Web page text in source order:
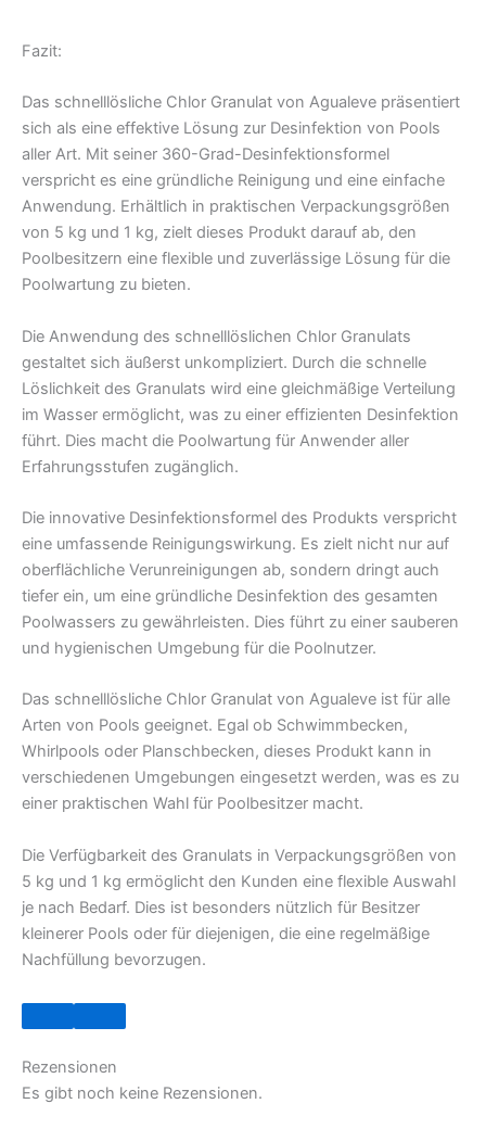
Fazit:
Das schnelllösliche Chlor Granulat von Agualeve präsentiert
sich als eine effektive Lösung zur Desinfektion von Pools
aller Art. Mit seiner 360-Grad-Desinfektionsformel
verspricht es eine gründliche Reinigung und eine einfache
Anwendung. Erhältlich in praktischen Verpackungsgrößen
von 5 kg und 1 kg, zielt dieses Produkt darauf ab, den
Poolbesitzern eine flexible und zuverlässige Lösung für die
Poolwartung zu bieten.
Die Anwendung des schnelllöslichen Chlor Granulats
gestaltet sich äußerst unkompliziert. Durch die schnelle
Löslichkeit des Granulats wird eine gleichmäßige Verteilung
im Wasser ermöglicht, was zu einer effizienten Desinfektion
führt. Dies macht die Poolwartung für Anwender aller
Erfahrungsstufen zugänglich.
Die innovative Desinfektionsformel des Produkts verspricht
eine umfassende Reinigungswirkung. Es zielt nicht nur auf
oberflächliche Verunreinigungen ab, sondern dringt auch
tiefer ein, um eine gründliche Desinfektion des gesamten
Poolwassers zu gewährleisten. Dies führt zu einer sauberen
und hygienischen Umgebung für die Poolnutzer.
Das schnelllösliche Chlor Granulat von Agualeve ist für alle
Arten von Pools geeignet. Egal ob Schwimmbecken,
Whirlpools oder Planschbecken, dieses Produkt kann in
verschiedenen Umgebungen eingesetzt werden, was es zu
einer praktischen Wahl für Poolbesitzer macht.
Die Verfügbarkeit des Granulats in Verpackungsgrößen von
5 kg und 1 kg ermöglicht den Kunden eine flexible Auswahl
je nach Bedarf. Dies ist besonders nützlich für Besitzer
kleinerer Pools oder für diejenigen, die eine regelmäßige
Nachfüllung bevorzugen.
Rezensionen
Es gibt noch keine Rezensionen.